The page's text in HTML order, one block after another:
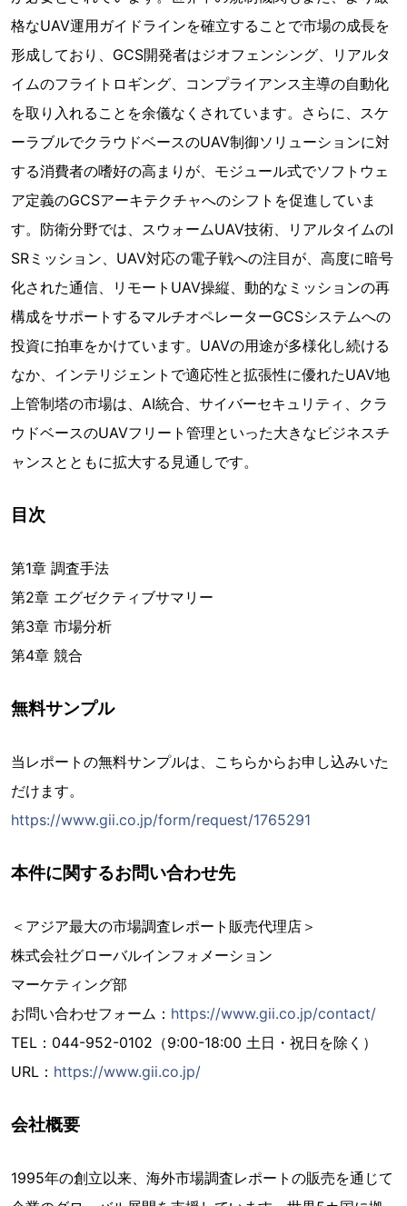
格なUAV運用ガイドラインを確立することで市場の成長を
形成しており、GCS開発者はジオフェンシング、リアルタ
イムのフライトロギング、コンプライアンス主導の自動化
を取り入れることを余儀なくされています。さらに、スケ
ーラブルでクラウドベースのUAV制御ソリューションに対
する消費者の嗜好の高まりが、モジュール式でソフトウェ
ア定義のGCSアーキテクチャへのシフトを促進していま
す。防衛分野では、スウォームUAV技術、リアルタイムのI
SRミッション、UAV対応の電子戦への注目が、高度に暗号
化された通信、リモートUAV操縦、動的なミッションの再
構成をサポートするマルチオペレーターGCSシステムへの
投資に拍車をかけています。UAVの用途が多様化し続ける
なか、インテリジェントで適応性と拡張性に優れたUAV地
上管制塔の市場は、AI統合、サイバーセキュリティ、クラ
ウドベースのUAVフリート管理といった大きなビジネスチ
ャンスとともに拡大する見通しです。
目次
第1章 調査手法
第2章 エグゼクティブサマリー
第3章 市場分析
第4章 競合
無料サンプル
当レポートの無料サンプルは、こちらからお申し込みいた
だけます。
https://www.gii.co.jp/form/request/1765291
本件に関するお問い合わせ先
＜アジア最大の市場調査レポート販売代理店＞
株式会社グローバルインフォメーション
マーケティング部
お問い合わせフォーム： https://www.gii.co.jp/contact/
TEL：044-952-0102（9:00-18:00 土日・祝日を除く）
URL： https://www.gii.co.jp/
会社概要
1995年の創立以来、海外市場調査レポートの販売を通じて